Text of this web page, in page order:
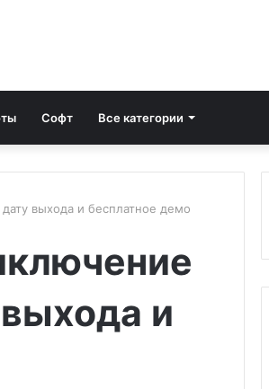
Софт Все категории
выхода и бесплатное демо
и